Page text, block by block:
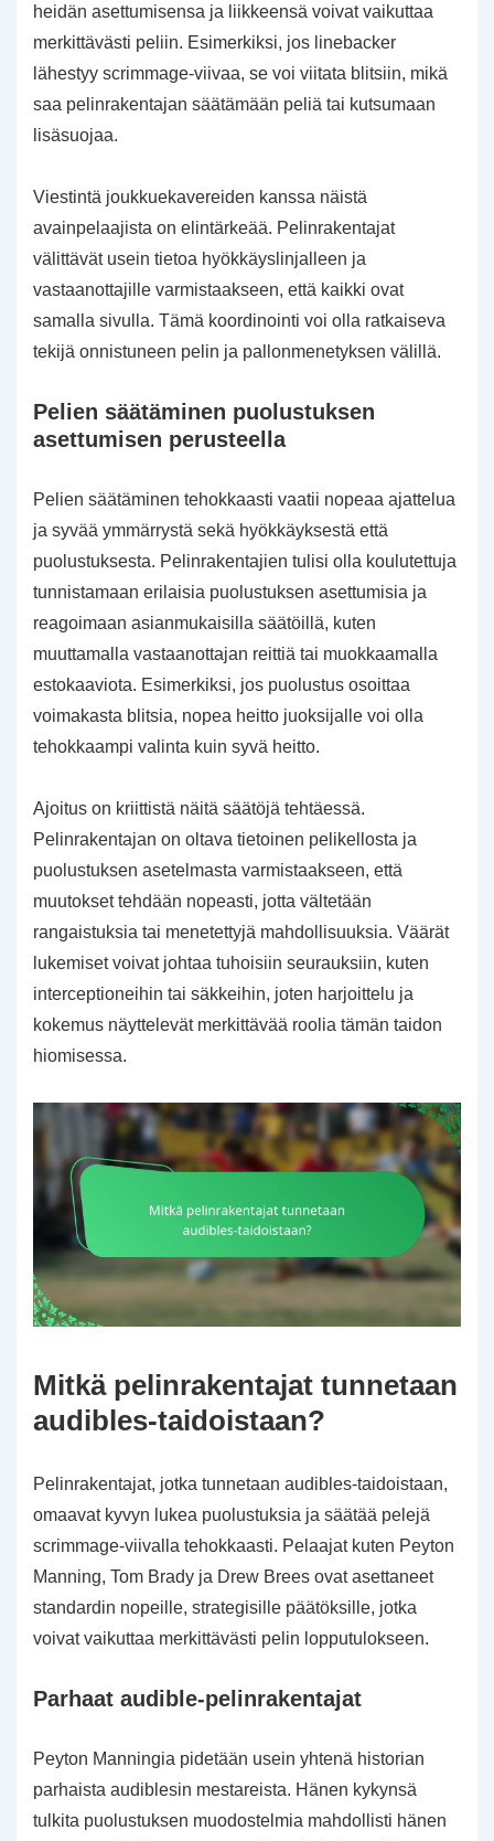
heidän asettumisensa ja liikkeensä voivat vaikuttaa
merkittävästi peliin. Esimerkiksi, jos linebacker
lähestyy scrimmage-viivaa, se voi viitata blitsiin, mikä
saa pelinrakentajan säätämään peliä tai kutsumaan
lisäsuojaa.
Viestintä joukkuekavereiden kanssa näistä
avainpelaajista on elintärkeää. Pelinrakentajat
välittävät usein tietoa hyökkäyslinjalleen ja
vastaanottajille varmistaakseen, että kaikki ovat
samalla sivulla. Tämä koordinointi voi olla ratkaiseva
tekijä onnistuneen pelin ja pallonmenetyksen välillä.
Pelien säätäminen puolustuksen
asettumisen perusteella
Pelien säätäminen tehokkaasti vaatii nopeaa ajattelua
ja syvää ymmärrystä sekä hyökkäyksestä että
puolustuksesta. Pelinrakentajien tulisi olla koulutettuja
tunnistamaan erilaisia puolustuksen asettumisia ja
reagoimaan asianmukaisilla säätöillä, kuten
muuttamalla vastaanottajan reittiä tai muokkaamalla
estokaaviota. Esimerkiksi, jos puolustus osoittaa
voimakasta blitsia, nopea heitto juoksijalle voi olla
tehokkaampi valinta kuin syvä heitto.
Ajoitus on kriittistä näitä säätöjä tehtäessä.
Pelinrakentajan on oltava tietoinen pelikellosta ja
puolustuksen asetelmasta varmistaakseen, että
muutokset tehdään nopeasti, jotta vältetään
rangaistuksia tai menetettyjä mahdollisuuksia. Väärät
lukemiset voivat johtaa tuhoisiin seurauksiin, kuten
interceptioneihin tai säkkeihin, joten harjoittelu ja
kokemus näyttelevät merkittävää roolia tämän taidon
hiomisessa.
Mitkä pelinrakentajat tunnetaan
audibles-taidoistaan?
Pelinrakentajat, jotka tunnetaan audibles-taidoistaan,
omaavat kyvyn lukea puolustuksia ja säätää pelejä
scrimmage-viivalla tehokkaasti. Pelaajat kuten Peyton
Manning, Tom Brady ja Drew Brees ovat asettaneet
standardin nopeille, strategisille päätöksille, jotka
voivat vaikuttaa merkittävästi pelin lopputulokseen.
Parhaat audible-pelinrakentajat
Peyton Manningia pidetään usein yhtenä historian
parhaista audiblesin mestareista. Hänen kykynsä
tulkita puolustuksen muodostelmia mahdollisti hänen